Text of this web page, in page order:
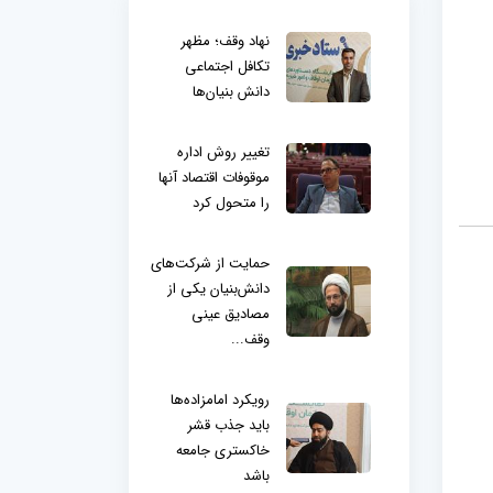
نهاد وقف؛ مظهر
تکافل اجتماعی
دانش بنیان‌ها
تغییر روش اداره
موقوفات اقتصاد آنها
را متحول کرد
حمایت از شرکت‌های
دانش‌بنیان یکی از
مصادیق عینی
وقف...
رویکرد امامزاده‌ها
باید جذب قشر
خاکستری جامعه
باشد